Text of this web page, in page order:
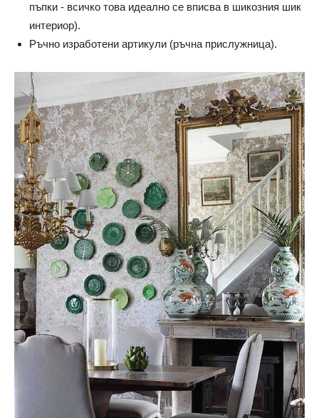
пъпки - всичко това идеално се вписва в шикозния шик
интериор).
Ръчно изработени артикули (ръчна прислужница).